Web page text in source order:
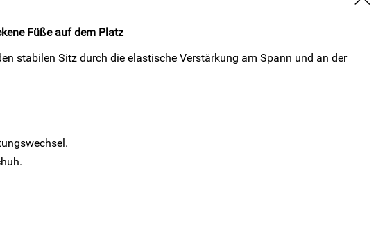
Füße auf dem Platz
stabilen Sitz durch die elastische Verstärkung am Spann und an der